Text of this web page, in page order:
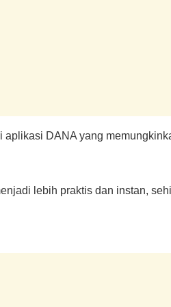
aplikasi DANA yang
lebih praktis dan instan,